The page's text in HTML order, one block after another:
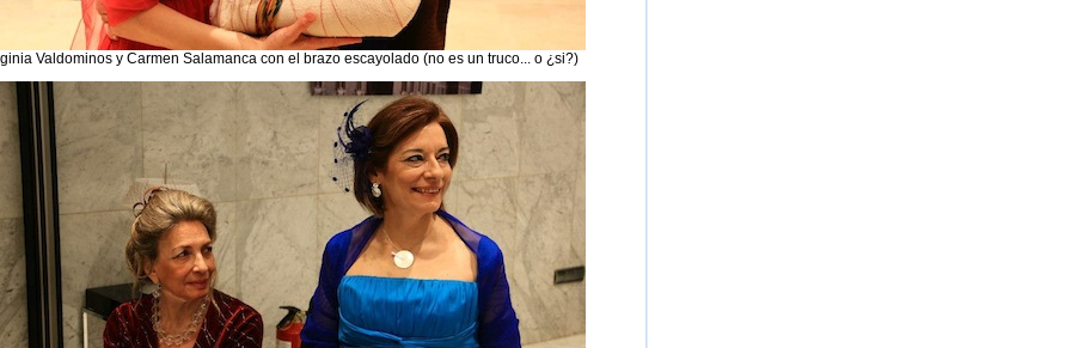
Valdominos y Carmen Salamanca con el brazo escayolado (no es un truco... o ¿si?)